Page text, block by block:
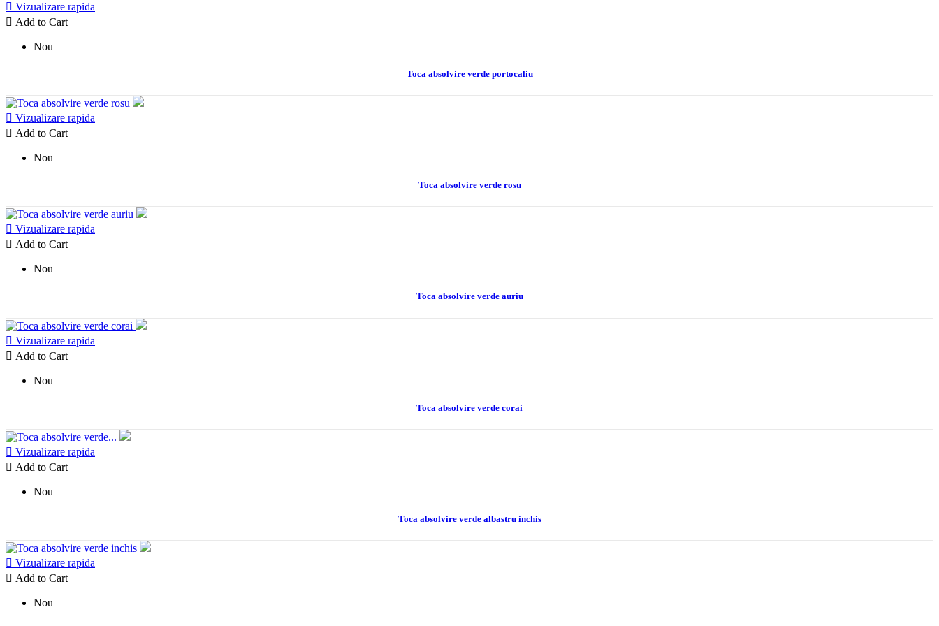
 Vizualizare rapida
 Add to Cart
Nou
Toca absolvire verde portocaliu
 Vizualizare rapida
 Add to Cart
Nou
Toca absolvire verde rosu
 Vizualizare rapida
 Add to Cart
Nou
Toca absolvire verde auriu
 Vizualizare rapida
 Add to Cart
Nou
Toca absolvire verde corai
 Vizualizare rapida
 Add to Cart
Nou
Toca absolvire verde albastru inchis
 Vizualizare rapida
 Add to Cart
Nou